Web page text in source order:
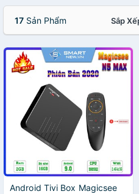
17 Sản Phẩm Sắp
Android Tivi Box Magicsee